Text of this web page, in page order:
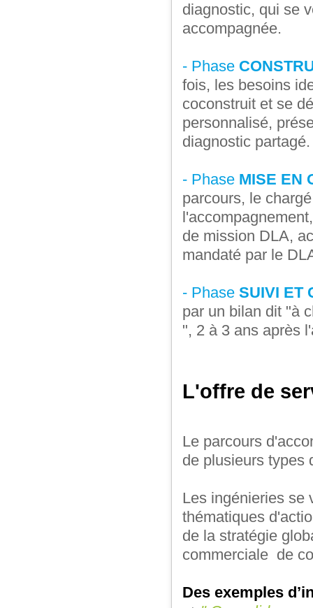
diagnostic, qui se
accompagnée.
- Phase
fois, les besoins
coconstruit et se
personnalisé,
diagnostic partagé.
- Phase MISE EN
parcours, le
de mission DLA,
mandaté par le
- Phase SUIVI ET
par un bilan dit "à
", 2 à 3 ans après
L'offre de
Le parcours
de plusieurs types
Les ingénieries se
thématiques
de la stratégie
commerciale de
Des exemples